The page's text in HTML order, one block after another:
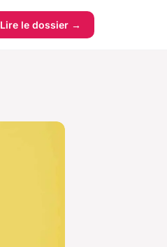
Lire le dossier →